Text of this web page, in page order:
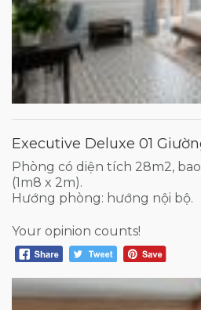
Executive Deluxe 01
Phòng có diện tích 28m2,
(1m8 x 2m).
Hướng phòng: hướng nội bộ.
Your opinion counts!